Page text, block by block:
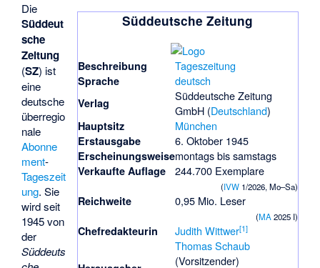
Süddeutsche Zeitung
Beschreibung Tageszeitung
Sprache deutsch
Verlag
Süddeutsche Zeitung
GmbH (Deutschland)
Hauptsitz München
Erstausgabe 6. Oktober 1945
Erscheinungsweisemontags bis samstags
Verkaufte Auflage 244.700 Exemplare
(IVW1/2026, Mo–Sa)
Reichweite 0,95 Mio. Leser
(MA 2025 I)
Chefredakteurin Judith Wittwer[1]
Thomas Schaub
(Vorsitzender)
Die
Süddeut
sche
Zeitung
(SZ) ist
eine
deutsche
überregio
nale
Abonne
ment-
Tageszeit
ung. Sie
wird seit
1945 von
der
Süddeuts